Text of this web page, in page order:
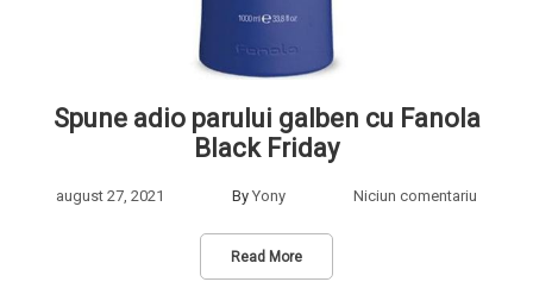
Spune adio parului galben cu Fanola
Black Friday
august 27, 2021 By Yony Niciun comentariu
Read More